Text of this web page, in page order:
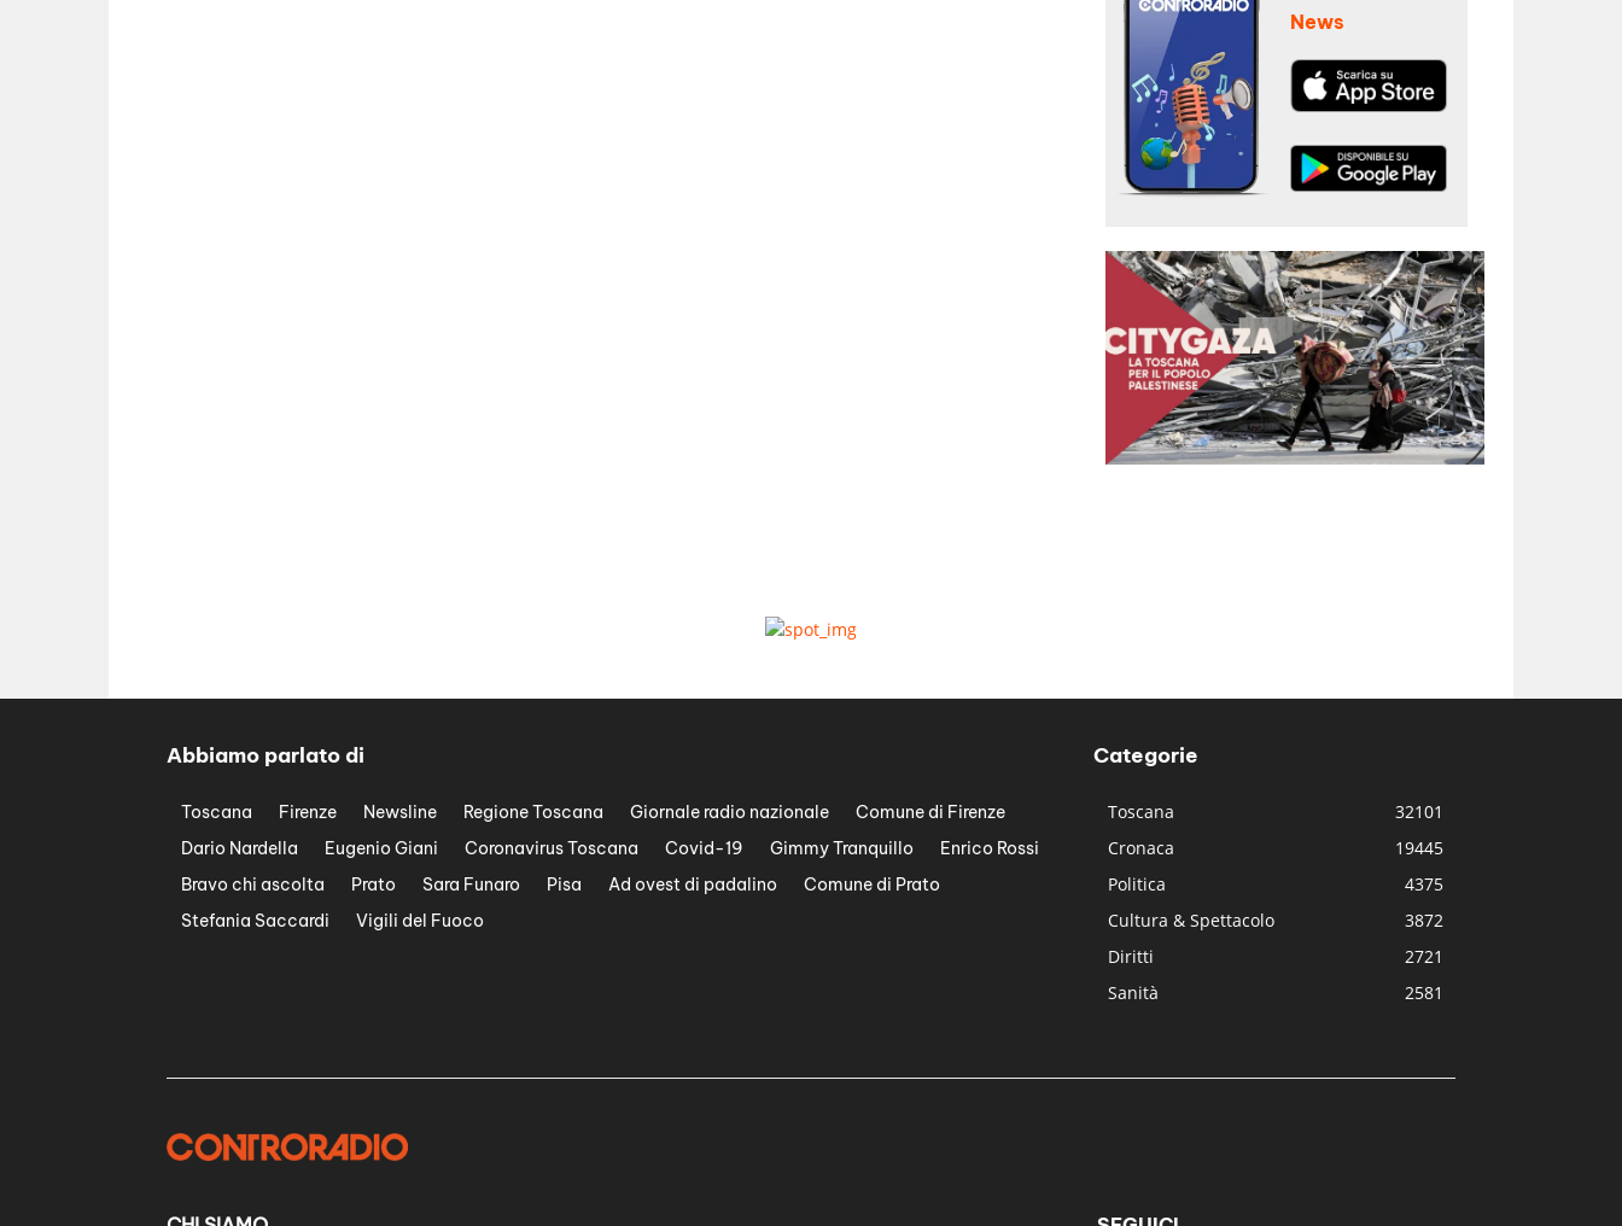
News
Abbiamo parlato di
Toscana Firenze Newsline Regione Toscana Giornale radio nazionale
Comune di Firenze
Dario Nardella
Eugenio Giani Coronavirus Toscana Covid-19 Gimmy Tranquillo
Enrico Rossi
Bravo chi ascolta
Prato Sara Funaro Pisa Ad ovest di padalino
Comune di Prato
Stefania Saccardi
Vigili del Fuoco
Categorie
Toscana
32101
Cronaca
19445
Politica
4375
Cultura & Spettacolo
3872
Diritti
2721
Sanità
2581